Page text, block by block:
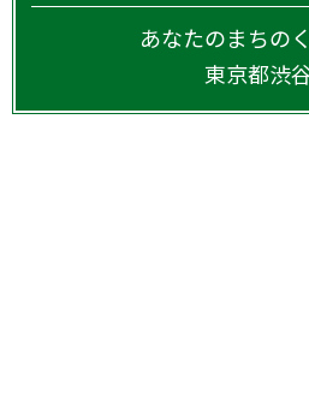
あなたのまちの
東京都渋